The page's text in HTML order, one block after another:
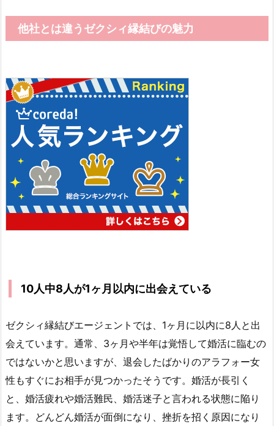
他社とは違うゼクシィ縁結びの魅力
10人中8人が1ヶ月以内に出会えている
ゼクシィ縁結びエージェントでは、1ヶ月に以内に8人と出
会えています。通常、3ヶ月や半年は覚悟して婚活に臨むの
ではないかと思いますが、退会したばかりのアラフォー女
性もすぐにお相手が見つかったそうです。婚活が長引く
と、婚活疲れや婚活難民、婚活迷子と言われる状態に陥り
ます。どんどん婚活が面倒になり、挫折を招く原因になり